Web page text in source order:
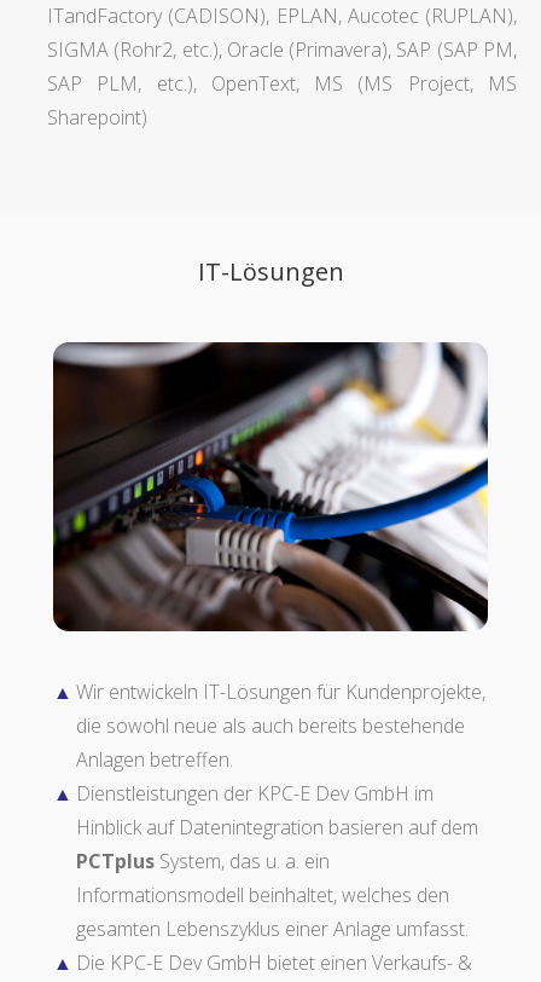
ITandFactory (CADISON), EPLAN, Aucotec (RUPLAN),
SIGMA (Rohr2, etc.), Oracle (Primavera), SAP (SAP PM,
SAP PLM, etc.), OpenText, MS (MS Project, MS
Sharepoint)
IT-Lösungen
Wir entwickeln IT-Lösungen für Kundenprojekte,
die sowohl neue als auch bereits bestehende
Anlagen betreffen.
Dienstleistungen der KPC-E Dev GmbH im
Hinblick auf Datenintegration basieren auf dem
PCTplus System, das u. a. ein
Informationsmodell beinhaltet, welches den
gesamten Lebenszyklus einer Anlage umfasst.
Die KPC-E Dev GmbH bietet einen Verkaufs- &